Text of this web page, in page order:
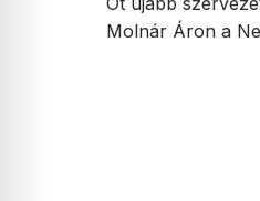
Molnár Áron a